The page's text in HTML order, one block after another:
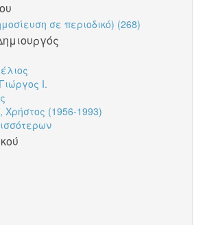
σε περιοδικό) (268)
Ι.
(1956-1993)